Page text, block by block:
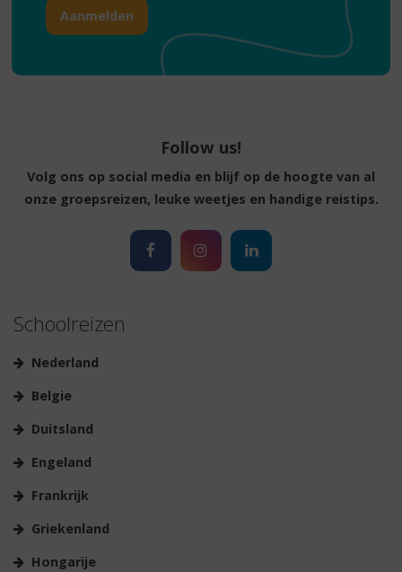
Follow us!
Volg ons op social media en blijf op de hoogte van al
onze groepsreizen, leuke weetjes en handige reistips.
Schoolreizen
Nederland
Belgie
Duitsland
Engeland
Frankrijk
Griekenland
Hongarije